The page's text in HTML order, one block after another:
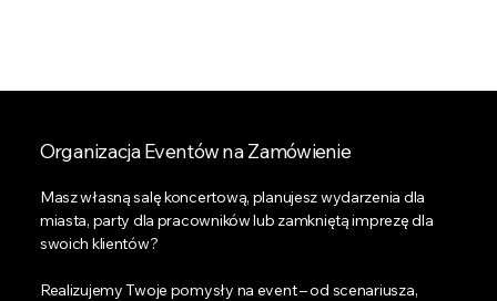
Organizacja Eventów na Zamówienie
Masz własną salę koncertową, planujesz wydarzenia dla
miasta, party dla pracowników lub zamkniętą imprezę dla
swoich klientów?
Realizujemy Twoje pomysły na event – od scenariusza,